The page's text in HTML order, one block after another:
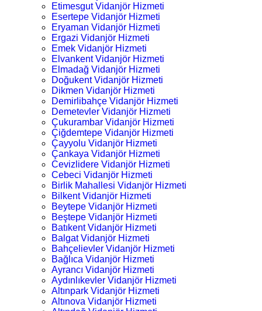
Etimesgut Vidanjör Hizmeti
Esertepe Vidanjör Hizmeti
Eryaman Vidanjör Hizmeti
Ergazi Vidanjör Hizmeti
Emek Vidanjör Hizmeti
Elvankent Vidanjör Hizmeti
Elmadağ Vidanjör Hizmeti
Doğukent Vidanjör Hizmeti
Dikmen Vidanjör Hizmeti
Demirlibahçe Vidanjör Hizmeti
Demetevler Vidanjör Hizmeti
Çukurambar Vidanjör Hizmeti
Çiğdemtepe Vidanjör Hizmeti
Çayyolu Vidanjör Hizmeti
Çankaya Vidanjör Hizmeti
Cevizlidere Vidanjör Hizmeti
Cebeci Vidanjör Hizmeti
Birlik Mahallesi Vidanjör Hizmeti
Bilkent Vidanjör Hizmeti
Beytepe Vidanjör Hizmeti
Beştepe Vidanjör Hizmeti
Batıkent Vidanjör Hizmeti
Balgat Vidanjör Hizmeti
Bahçelievler Vidanjör Hizmeti
Bağlıca Vidanjör Hizmeti
Ayrancı Vidanjör Hizmeti
Aydınlıkevler Vidanjör Hizmeti
Altınpark Vidanjör Hizmeti
Altınova Vidanjör Hizmeti